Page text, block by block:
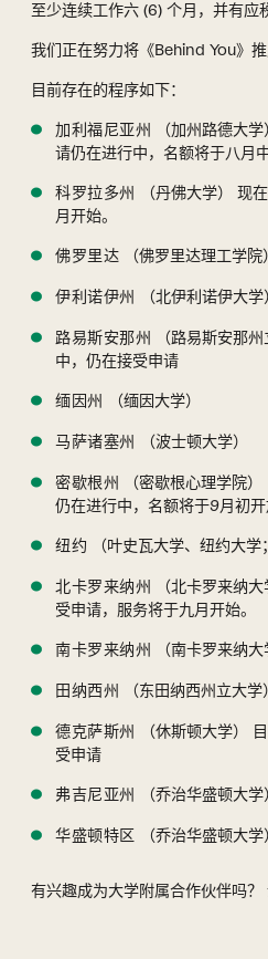
至少连续工作六 (6) 个月，并有应
我们正在努力将《Behind You》推
目前存在的程序如下：
加利福尼亚州 （加州路德大学
请仍在进行中，名额将于八月
科罗拉多州 （丹佛大学） 现
月开始。
佛罗里达 （佛罗里达理工学院）
伊利诺伊州 （北伊利诺伊大学
路易斯安那州 （路易斯安那州
中，仍在接受申请
缅因州 （缅因大学）
马萨诸塞州 （波士顿大学）
密歇根州 （密歇根心理学院）
仍在进行中，名额将于9月初开
纽约 （叶史瓦大学、纽约大学
北卡罗来纳州 （北卡罗来纳
受申请，服务将于九月开始。
南卡罗来纳州 （南卡罗来纳大
田纳西州 （东田纳西州立大学）
德克萨斯州 （休斯顿大学）
受申请
弗吉尼亚州 （乔治华盛顿大学
华盛顿特区 （乔治华盛顿大学
有兴趣成为大学附属合作伙伴吗？